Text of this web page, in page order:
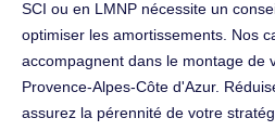
SCI ou en LMNP nécessite un
optimiser les amortissements. Nos
accompagnent dans le montage de
Provence-Alpes-Côte d'Azur.
assurez la pérennité de votre